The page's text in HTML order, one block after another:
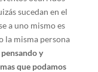
sucedan en el
a uno mismo es
la misma persona
y
que podamos